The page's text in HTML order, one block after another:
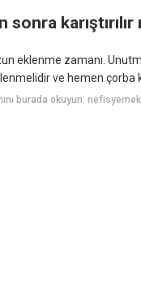
karıştırılır
eklenme zamanı.
ve hemen çorba
burada okuyun: